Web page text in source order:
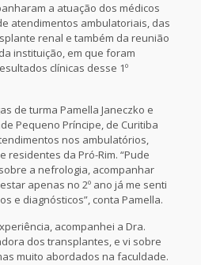
a atuação dos médicos
atendimentos ambulatoriais, das
renal e também da reunião
instituição, em que foram
clínicas desse 1º
de turma Pamella Janeczko e
Pequeno Príncipe, de Curitiba
nos ambulatórios,
residentes da Pró-Rim. “Pude
a nefrologia, acompanhar
apenas no 2º ano já me senti
e diagnósticos”, conta Pamella.
acompanhei a Dra.
dos transplantes, e vi sobre
muito abordados na faculdade.